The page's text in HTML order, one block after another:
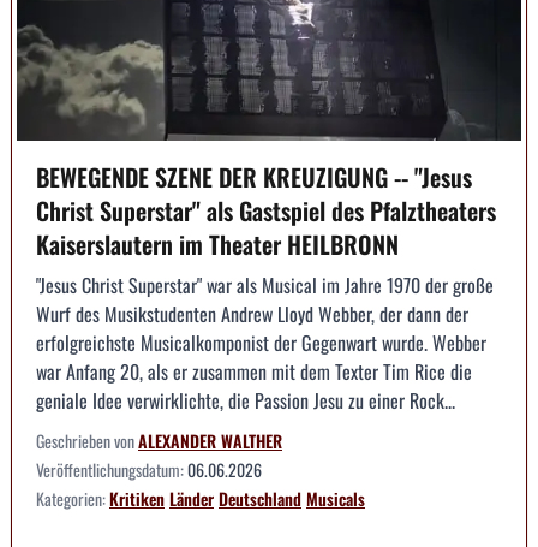
BEWEGENDE SZENE DER KREUZIGUNG -- "Jesus
Christ Superstar" als Gastspiel des Pfalztheaters
Kaiserslautern im Theater HEILBRONN
"Jesus Christ Superstar" war als Musical im Jahre 1970 der große
Wurf des Musikstudenten Andrew Lloyd Webber, der dann der
erfolgreichste Musicalkomponist der Gegenwart wurde. Webber
war Anfang 20, als er zusammen mit dem Texter Tim Rice die
geniale Idee verwirklichte, die Passion Jesu zu einer Rock...
Geschrieben vonALEXANDER WALTHER
Veröffentlichungsdatum:06.06.2026
Kategorien:KritikenLänderDeutschlandMusicals